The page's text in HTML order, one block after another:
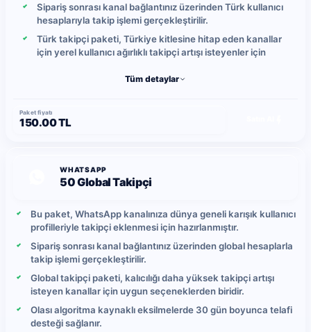
Sipariş sonrası kanal bağlantınız üzerinden Türk kullanıcı
hesaplarıyla takip işlemi gerçekleştirilir.
Türk takipçi paketi, Türkiye kitlesine hitap eden kanallar
için yerel kullanıcı ağırlıklı takipçi artışı isteyenler için
Gönderimler kontrollü şekilde ilerletilir ve günlük takipçi
arasında değişebilir.
Yerel kullanıcı hareketlerine bağlı olarak zaman içinde
edebilir.
Tüm detaylar
Paket fiyatı
150.00 TL
WHATSAPP
50 Global Takipçi
Bu paket, WhatsApp kanalınıza dünya geneli karışık kullanıcı
profilleriyle takipçi eklenmesi için hazırlanmıştır.
Sipariş sonrası kanal bağlantınız üzerinden global hesaplarla
takip işlemi gerçekleştirilir.
Global takipçi paketi, kalıcılığı daha yüksek takipçi artışı
isteyen kanallar için uygun seçeneklerden biridir.
Olası algoritma kaynaklı eksilmelerde 30 gün boyunca telafi
desteği sağlanır.